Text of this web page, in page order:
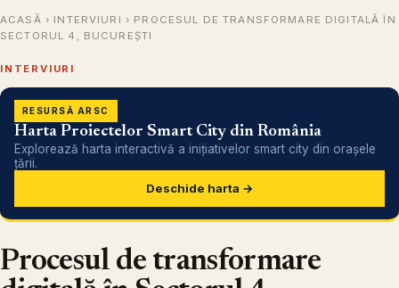
ACASĂ › INTERVIURI › PROCESUL DE TRANSFORMARE DIGITALĂ ÎN
SECTORUL 4, BUCUREȘTI
INTERVIURI
RESURSĂ ARSC
Harta Proiectelor Smart City din România
Explorează harta interactivă a inițiativelor smart city din orașele
țării.
Deschide harta →
Procesul de transformare